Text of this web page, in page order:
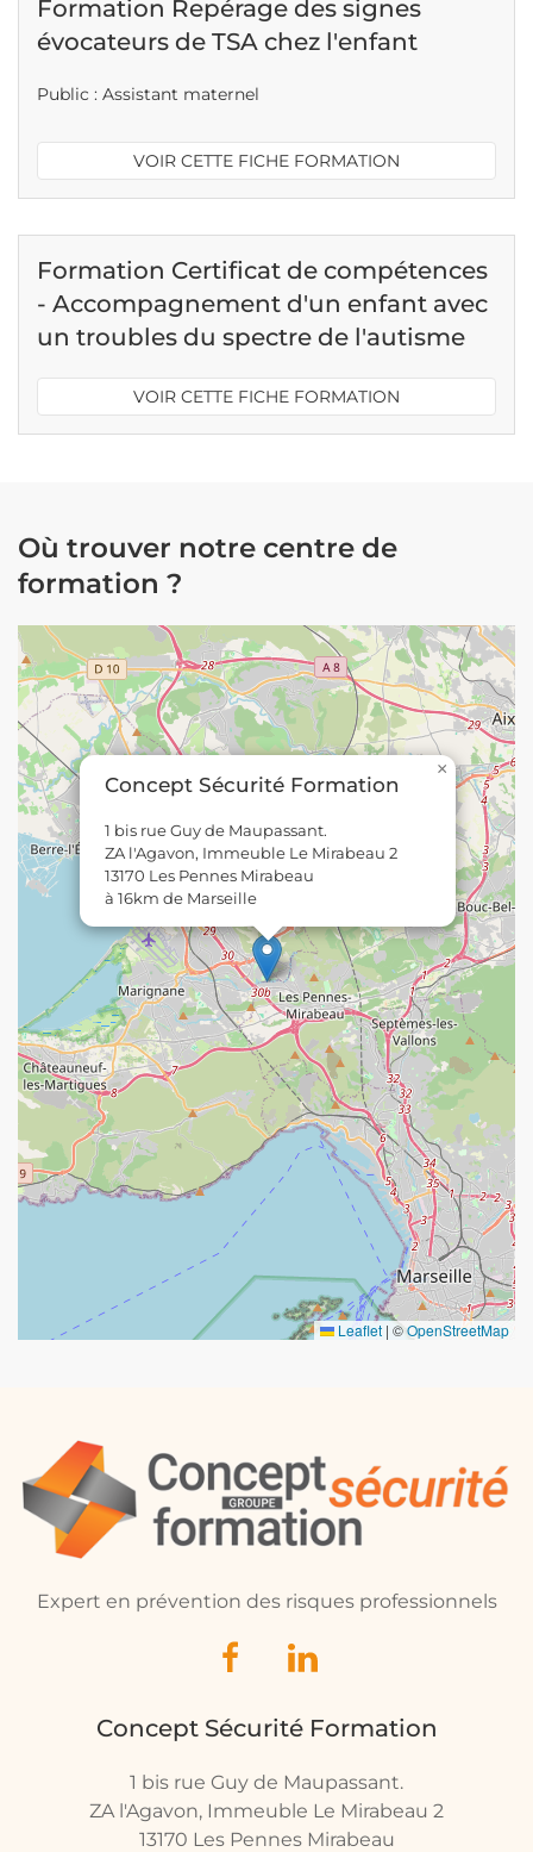
Formation Repérage des signes
évocateurs de TSA chez l'enfant
Public : Assistant maternel
VOIR CETTE FICHE FORMATION
Formation Certificat de compétences
- Accompagnement d'un enfant avec
un troubles du spectre de l'autisme
VOIR CETTE FICHE FORMATION
Où trouver notre centre de
formation ?
Concept Sécurité Formation
1 bis rue Guy de Maupassant.
ZA l'Agavon, Immeuble Le Mirabeau 2
13170 Les Pennes Mirabeau
à 16km de Marseille
×
Leaflet | ©OpenStreetMap
Expert en prévention des risques professionnels
Concept Sécurité Formation
1 bis rue Guy de Maupassant.
ZA l'Agavon, Immeuble Le Mirabeau 2
13170 Les Pennes Mirabeau